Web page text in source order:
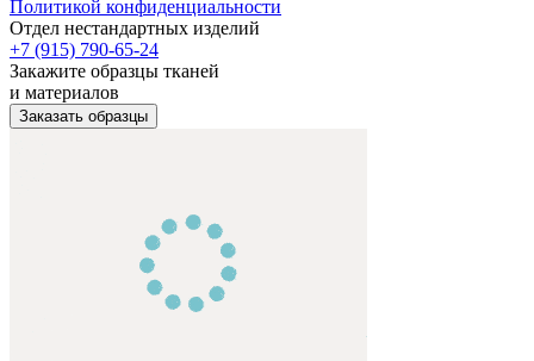
Политикой конфиденциальности
Отдел нестандартных изделий
+7 (915) 790-65-24
Закажите образцы тканей
и материалов
Заказать образцы